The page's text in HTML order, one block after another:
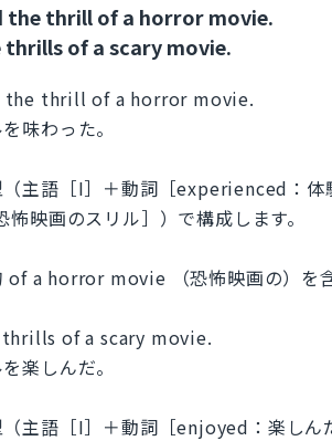
the thrill of a horror movie.
thrills of a scary movie.
the thrill of a horror movie.
味わった。
（主語［I］＋動詞［experienced：
映画のスリル］）で構成します。
of a horror movie （恐怖映画の）を含
of a scary movie.
楽しんだ。
（主語［I］＋動詞［enjoyed：楽し